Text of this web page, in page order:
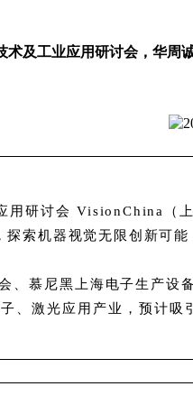
及工业应用研讨会，华周
用研讨会 VisionChina（
索机器视觉无限创新可
、慕尼黑上海电子生产
、激光应用产业，预计